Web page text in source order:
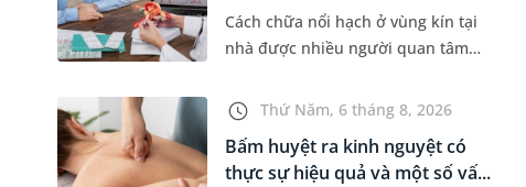
Cách chữa nổi hạch ở vùng kín tại
nhà được nhiều người quan tâm
bẹn hoặc cơ quan sinh dục. Nếu
hạch mới xuất hiện, kích th...
Thứ Năm, 6 tháng 8, 2026
Bấm huyệt ra kinh nguyệt có
thực sự hiệu quả và một số vấ...